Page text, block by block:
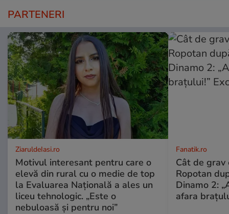
PARTENERI
ZiaruldeIasi.ro
Motivul interesant pentru care o
elevă din rural cu o medie de top
la Evaluarea Națională a ales un
liceu tehnologic. „Este o
nebuloasă și pentru noi”
Fanatik.ro
Cât de
Ropotan
Dinamo 2:
afara